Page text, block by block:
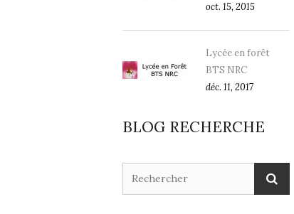
oct. 15, 2015
Lycée en forêt
BTS NRC
déc. 11, 2017
BLOG RECHERCHE